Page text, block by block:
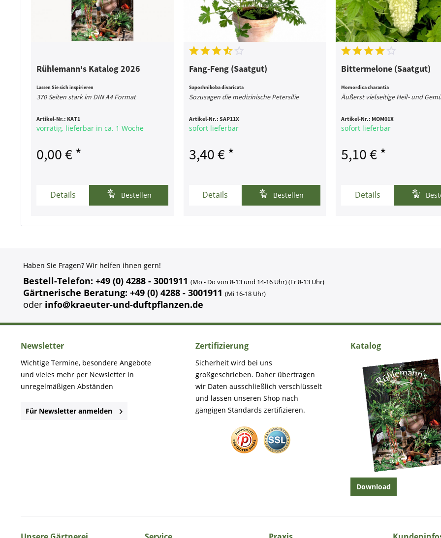
Rühlemann's Katalog 2026
Lassen Sie sich inspirieren
370 Seiten stark im DIN A4 Format
Artikel-Nr.: KAT1
vorrätig, lieferbar in ca. 1 Woche
0,00 € *
Details Bestellen
Fang-Feng (Saatgut)
Saposhnikoba divaricata
Sozusagen die medizinische Petersilie
Artikel-Nr.: SAP11X
sofort lieferbar
3,40 € *
Details Bestellen
Bittermelone (Saatgut)
Momordica charantia
Äußerst vielseitige Heil- und
Artikel-Nr.: MOM01X
sofort lieferbar
5,10 € *
Details
Haben Sie Fragen? Wir helfen ihnen gern!
Bestell-Telefon: +49 (0) 4288 - 3001911 (Mo - Do von 8-13 und 14-16 Uhr) (Fr 8-13 Uhr)
Gärtnerische Beratung: +49 (0) 4288 - 3001911 (Mi 16-18 Uhr)
oder info@kraeuter-und-duftpflanzen.de
Newsletter
Wichtige Termine, besondere Angebote
und vieles mehr per Newsletter in
unregelmäßigen Abständen
Für Newsletter anmelden
Zertifizierung
Sicherheit wird bei uns
großgeschrieben. Daher übertragen
wir Daten ausschließlich verschlüsselt
und lassen unseren Shop nach
gängigen Standards zertifizieren.
Katalog
Download